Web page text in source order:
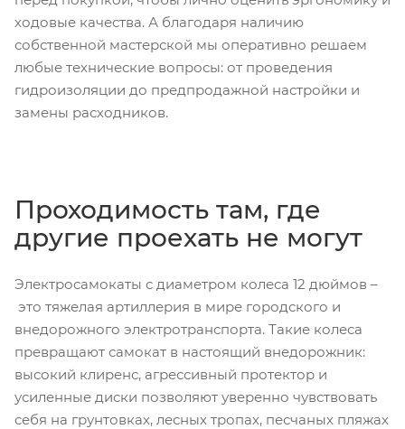
ходовые качества. А благодаря наличию
собственной мастерской мы оперативно решаем
любые технические вопросы: от проведения
гидроизоляции до предпродажной настройки и
замены расходников.
Проходимость там, где
другие проехать не могут
Электросамокаты с диаметром колеса 12 дюймов –
это тяжелая артиллерия в мире городского и
внедорожного электротранспорта. Такие колеса
превращают самокат в настоящий внедорожник:
высокий клиренс, агрессивный протектор и
усиленные диски позволяют уверенно чувствовать
себя на грунтовках, лесных тропах, песчаных пляжах